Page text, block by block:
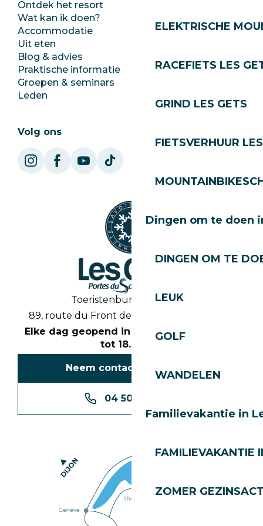
ELEKTRISCHE
RACEFIETS LES
GRIND LES GETS
FIETSVERHUUR
Dingen om te doen
DINGEN OM TE
LEUK
GOLF
WANDELEN
Familievakantie in
FAMILIEVAKANTIE
ZOMER
Ontdek het resort
Wat kan ik doen?
Accommodatie
Uit eten
Blog & advies
Praktische informatie
Groepen & seminars
Leden
Documentatie
Stadhuis
Volg ons
Toeristenbureau Les Gets
89, route du Front de Neige 74260 Les Gets
Elke dag geopend in het seizoen van 8.30
tot 18.30 uur
Neem contact met ons op
04 50 74 74 74